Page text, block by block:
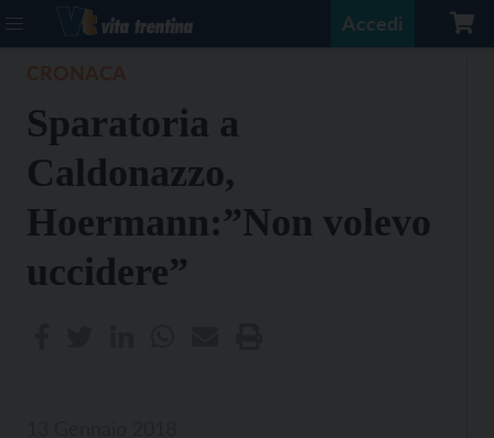
Accedi
Sparatoria a
Caldonazzo,
Hoermann:”Non volevo
uccidere”